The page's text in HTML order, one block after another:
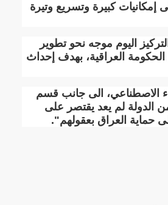
إمكانيات كبيرة وتسريع وتيرة
اليوم موجه نحو تطوير
الحكومة العراقية، بهدف إحداث
الاصطناعي، الى جانب قسم
الدولة لم يعد يقتصر على
حماية العراق بعقولهم".